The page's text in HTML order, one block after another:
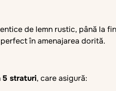
de lemn rustic, până la
în amenajarea dorită.
5 straturi, care asigură: